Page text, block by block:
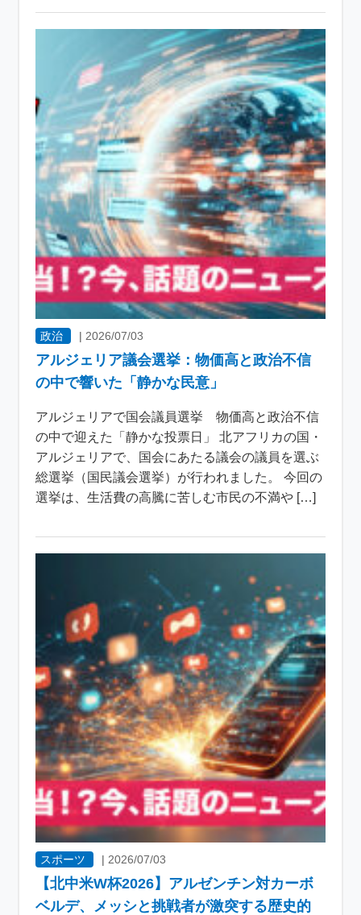
政治 | 2026/07/03
アルジェリア議会選挙：物価高と政治不信
の中で響いた「静かな民意」
アルジェリアで国会議員選挙 物価高と政治不信
の中で迎えた「静かな投票日」 北アフリカの国・
アルジェリアで、国会にあたる議会の議員を選ぶ
総選挙（国民議会選挙）が行われました。 今回の
選挙は、生活費の高騰に苦しむ市民の不満や […]
スポーツ | 2026/07/03
【北中米W杯2026】アルゼンチン対カーボ
ベルデ、メッシと挑戦者が激突する歴史的